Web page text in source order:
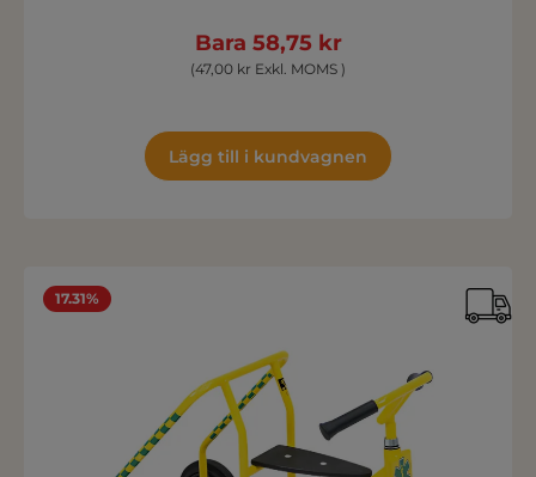
Bara 58,75 kr
(47,00 kr Exkl. MOMS )
Lägg till i kundvagnen
17.31%